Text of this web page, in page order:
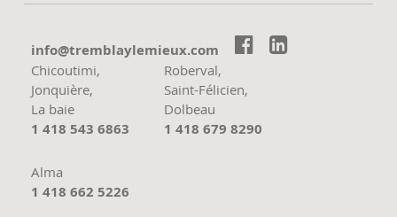
moc.xueimelyalbmert@ofni  
Chicoutimi,
Jonquière,
La baie
1 418 543 6863
Roberval,
Saint-Félicien,
Dolbeau
1 418 679 8290
Alma
1 418 662 5226